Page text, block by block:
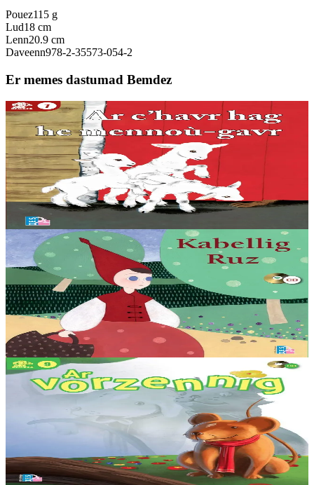
Pouez115 g
Lud18 cm
Lenn20.9 cm
Daveenn978-2-35573-054-2
Er memes dastumad Bemdez
5 bloaz hag ouzhpenn
TES
Ar c'havr hag he mennoù-gavr
Albom + enrolladenn da selaou enlinenn. « Bezit fur ha na zigorit da
zen ebet » a lavaras ar vamm c’havr d’he mennoù a-raok mont d’ar
marc’had. Met ar bleiz a...
Er stok8,00 €
3 bloaz hag ouzhpenn
TES
Kabellig Ruz
Ar gontadenn hengounel tennet diwar an destenn bet embannet gant
Al Liamm e 1957. Teir enrolladenn a gaver war ar bladenn-arc'hant
: 1. Kontet gant Mona...
Er stok 12,00 €
8 vloaz hag ouzhpenn
TES
Ar vorzennig
Ne oa ket laouen ar vorzennig ken. Ne felle ket dezhi ken chom
morzennig... Kontadenn hengounel hervez Yolen Beaugrand.
Kontet gant skipailh Sten Charbonneau.
Er stok12,00 €